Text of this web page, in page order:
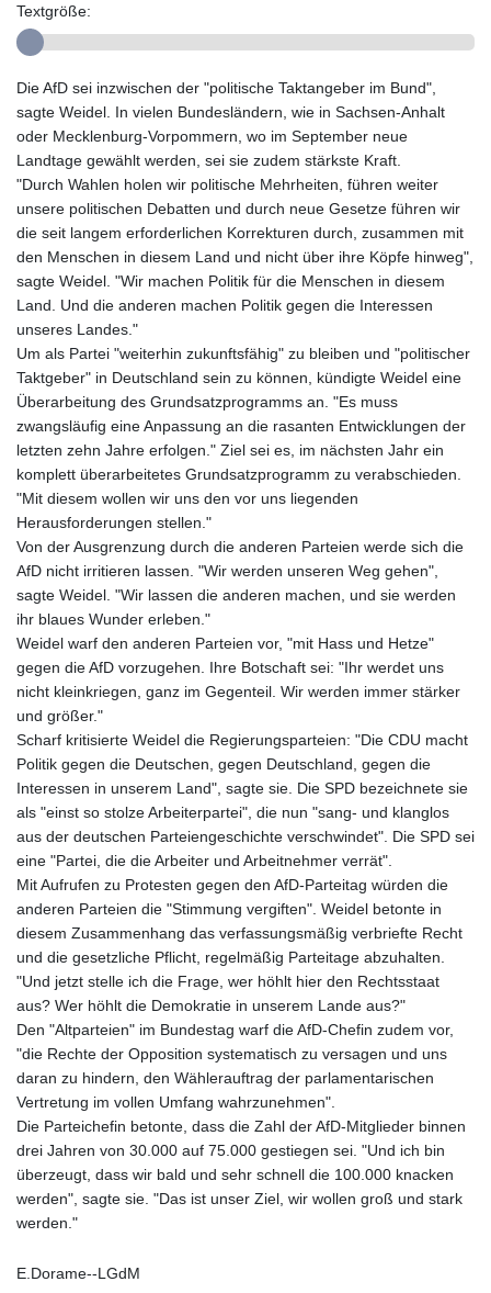
Textgröße:
Die AfD sei inzwischen der "politische Taktangeber im Bund",
sagte Weidel. In vielen Bundesländern, wie in Sachsen-Anhalt
oder Mecklenburg-Vorpommern, wo im September neue
Landtage gewählt werden, sei sie zudem stärkste Kraft.
"Durch Wahlen holen wir politische Mehrheiten, führen weiter
unsere politischen Debatten und durch neue Gesetze führen wir
die seit langem erforderlichen Korrekturen durch, zusammen mit
den Menschen in diesem Land und nicht über ihre Köpfe hinweg",
sagte Weidel. "Wir machen Politik für die Menschen in diesem
Land. Und die anderen machen Politik gegen die Interessen
unseres Landes."
Um als Partei "weiterhin zukunftsfähig" zu bleiben und "politischer
Taktgeber" in Deutschland sein zu können, kündigte Weidel eine
Überarbeitung des Grundsatzprogramms an. "Es muss
zwangsläufig eine Anpassung an die rasanten Entwicklungen der
letzten zehn Jahre erfolgen." Ziel sei es, im nächsten Jahr ein
komplett überarbeitetes Grundsatzprogramm zu verabschieden.
"Mit diesem wollen wir uns den vor uns liegenden
Herausforderungen stellen."
Von der Ausgrenzung durch die anderen Parteien werde sich die
AfD nicht irritieren lassen. "Wir werden unseren Weg gehen",
sagte Weidel. "Wir lassen die anderen machen, und sie werden
ihr blaues Wunder erleben."
Weidel warf den anderen Parteien vor, "mit Hass und Hetze"
gegen die AfD vorzugehen. Ihre Botschaft sei: "Ihr werdet uns
nicht kleinkriegen, ganz im Gegenteil. Wir werden immer stärker
und größer."
Scharf kritisierte Weidel die Regierungsparteien: "Die CDU macht
Politik gegen die Deutschen, gegen Deutschland, gegen die
Interessen in unserem Land", sagte sie. Die SPD bezeichnete sie
als "einst so stolze Arbeiterpartei", die nun "sang- und klanglos
aus der deutschen Parteiengeschichte verschwindet". Die SPD sei
eine "Partei, die die Arbeiter und Arbeitnehmer verrät".
Mit Aufrufen zu Protesten gegen den AfD-Parteitag würden die
anderen Parteien die "Stimmung vergiften". Weidel betonte in
diesem Zusammenhang das verfassungsmäßig verbriefte Recht
und die gesetzliche Pflicht, regelmäßig Parteitage abzuhalten.
"Und jetzt stelle ich die Frage, wer höhlt hier den Rechtsstaat
aus? Wer höhlt die Demokratie in unserem Lande aus?"
Den "Altparteien" im Bundestag warf die AfD-Chefin zudem vor,
"die Rechte der Opposition systematisch zu versagen und uns
daran zu hindern, den Wählerauftrag der parlamentarischen
Vertretung im vollen Umfang wahrzunehmen".
Die Parteichefin betonte, dass die Zahl der AfD-Mitglieder binnen
drei Jahren von 30.000 auf 75.000 gestiegen sei. "Und ich bin
überzeugt, dass wir bald und sehr schnell die 100.000 knacken
werden", sagte sie. "Das ist unser Ziel, wir wollen groß und stark
werden."
E.Dorame--LGdM